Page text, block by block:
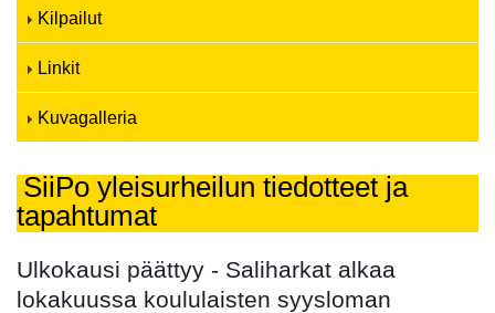
Kilpailut
Linkit
Kuvagalleria
SiiPo yleisurheilun tiedotteet ja
tapahtumat
Ulkokausi päättyy - Saliharkat alkaa
lokakuussa koululaisten syysloman